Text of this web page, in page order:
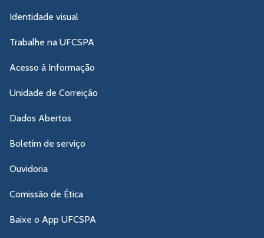
Identidade visual
Trabalhe na UFCSPA
Acesso à Informação
Unidade de Correição
Dados Abertos
Boletim de serviço
Ouvidoria
Comissão de Ética
Baixe o App UFCSPA